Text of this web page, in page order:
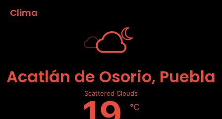
Clima
Acatlán de Osorio, Puebla
Scattered Clouds
℃